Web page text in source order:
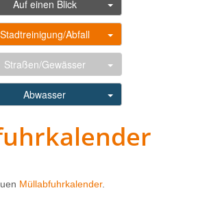
Auf einen Blick
Stadtreinigung/Abfall
Straßen/Gewässer
Abwasser
Müllabfuhrkalender.